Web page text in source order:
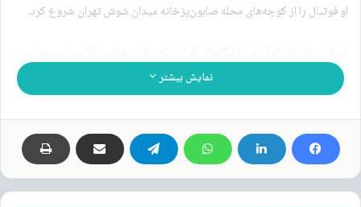
او فوتبال را از کوچه‌های محله صابون‌پزخانه میدان شوش تهران شروع کرد.
و سن خوزه ارث‌کوئک بازی کرد.
نوشته های مشابه
محمدرضا شجریان (خواننده) درگذشت
نمایش بیشتر